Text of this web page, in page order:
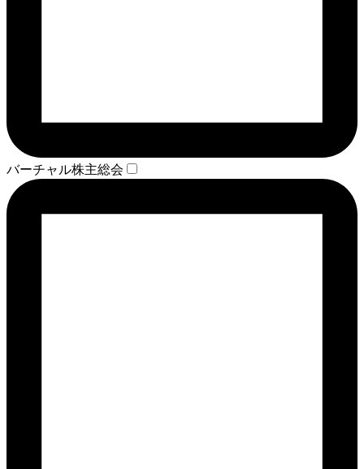
バーチャル株主総会